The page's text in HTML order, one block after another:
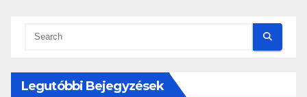
Legutóbbi Bejegyzések